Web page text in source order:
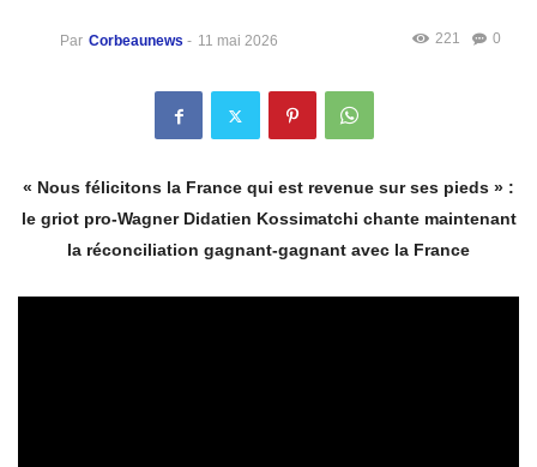
Par Corbeaunews - 11 mai 2026 0
221
« Nous félicitons la France qui est revenue sur ses pieds » :
le griot pro-Wagner Didatien Kossimatchi chante maintenant
la réconciliation gagnant-gagnant avec la France